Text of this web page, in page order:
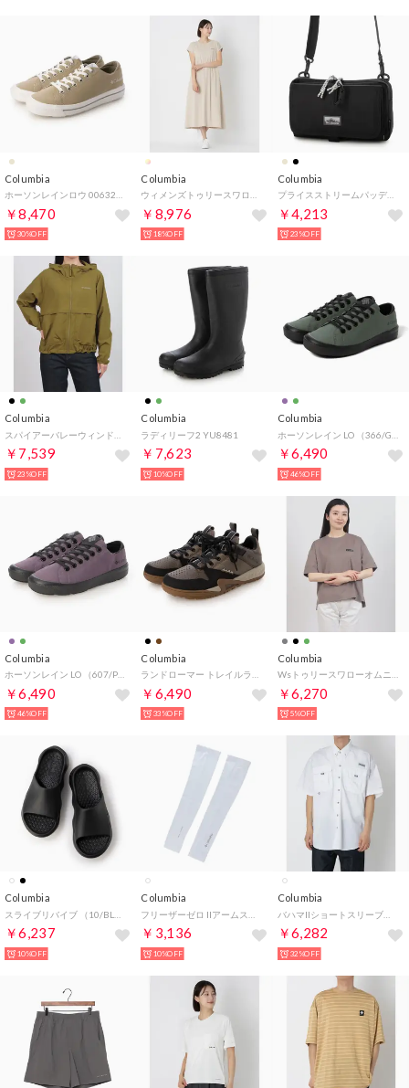
Columbia
￥8,470
30%OFF
Columbia
￥8,976
18%OFF
Columbia
プライスストリームパッディドショルダー ショルダーバッグ （ブラック）
￥4,213
23%OFF
Columbia
￥7,539
23%OFF
Columbia
ラディリーフ2 YU8481
￥7,623
10%OFF
Columbia
￥6,490
46%OFF
Columbia
￥6,490
46%OFF
Columbia
￥6,490
33%OFF
Columbia
￥6,270
5%OFF
Columbia
￥6,237
10%OFF
Columbia
￥3,136
10%OFF
Columbia
バハマIIショートスリーブシャツ 半袖シャツ （ホワイト）
￥6,282
32%OFF